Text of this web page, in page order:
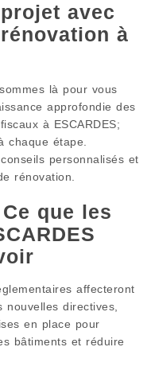
avec
à
là pour vous
approfondie des
à ESCARDES;
chaque étape.
personnalisés et
rénovation.
que les
affecteront
nouvelles directives,
en place pour
bâtiments et réduire